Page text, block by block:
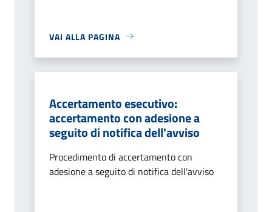
VAI ALLA PAGINA
Accertamento esecutivo:
accertamento con adesione a
seguito di notifica dell'avviso
Procedimento di accertamento con
adesione a seguito di notifica dell'avviso